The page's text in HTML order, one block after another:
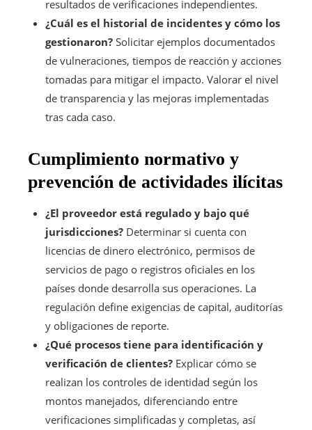
resultados de verificaciones independientes.
¿Cuál es el historial de incidentes y cómo los
gestionaron? Solicitar ejemplos documentados
de vulneraciones, tiempos de reacción y acciones
tomadas para mitigar el impacto. Valorar el nivel
de transparencia y las mejoras implementadas
tras cada caso.
Cumplimiento normativo y
prevención de actividades ilícitas
¿El proveedor está regulado y bajo qué
jurisdicciones? Determinar si cuenta con
licencias de dinero electrónico, permisos de
servicios de pago o registros oficiales en los
países donde desarrolla sus operaciones. La
regulación define exigencias de capital, auditorías
y obligaciones de reporte.
¿Qué procesos tiene para identificación y
verificación de clientes? Explicar cómo se
realizan los controles de identidad según los
montos manejados, diferenciando entre
verificaciones simplificadas y completas, así